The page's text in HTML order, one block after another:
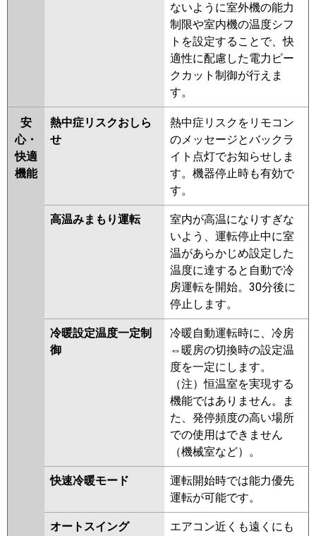
ないように室外機の能力
制限や室内機の温度シフ
トを設定することで、快
適性に配慮した電力ピー
クカット制御が行えま
す。
安
心・
快適
機能
熱中症リスクおしら
せ
熱中症リスクをリモコン
のメッセージとバックラ
イト点灯でお知らせしま
す。機器停止時も有効で
す。
高温みまもり運転
室内が高温になりすぎな
いよう、運転停止中に室
温があらかじめ設定した
温度に達すると自動で冷
房運転を開始。30分後に
停止します。
冷暖設定温度一定制
御
冷暖自動運転時に、冷房
⇔暖房の切換時の設定温
度を一定にします。
（注）恒温室を実現する
機能ではありません。ま
た、発停頻度の高い場所
での使用はできません
（機械室など）。
快速冷暖モード
運転開始時では能力優先
運転が可能です。
オートスイング
エアコン近くも遠くにも